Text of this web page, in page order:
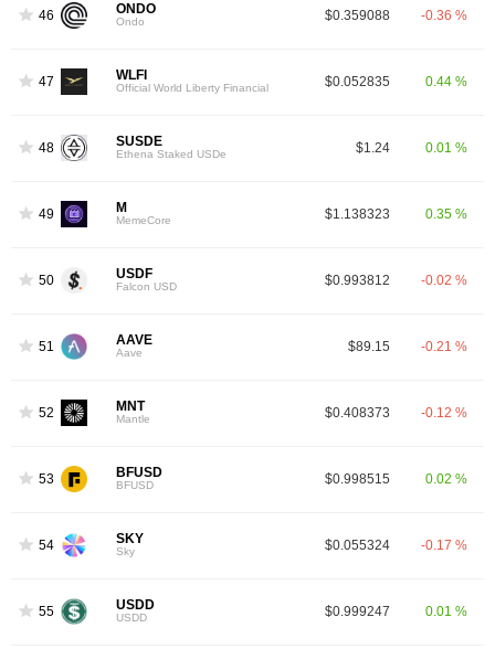
46 ONDO
Ondo $0.359088 -0.36 %
47 WLFI
Official World Liberty Financial $0.052835 0.44 %
48 SUSDE
Ethena Staked USDe $1.24 0.01 %
49 M
MemeCore $1.138323 0.35 %
50 USDF
Falcon USD $0.993812 -0.02 %
51 AAVE
Aave $89.15 -0.21 %
52 MNT
Mantle $0.408373 -0.12 %
53 BFUSD
BFUSD $0.998515 0.02 %
54 SKY
Sky $0.055324 -0.17 %
55 USDD
USDD $0.999247 0.01 %